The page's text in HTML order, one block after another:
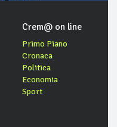
Crem@ on line
Primo Piano
Cronaca
Politica
Economia
Sport